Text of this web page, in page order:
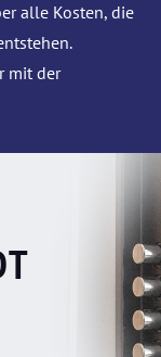
alle Kosten, die
mit der